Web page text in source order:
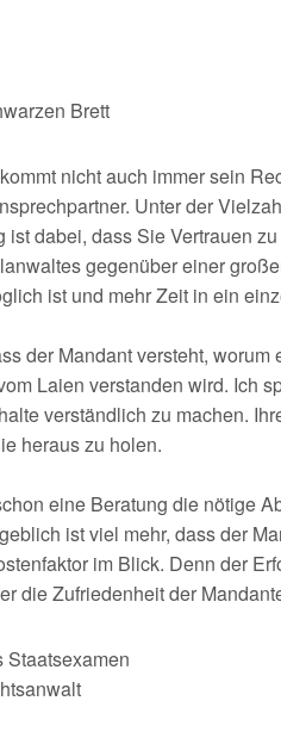
Brett
nicht auch immer sein
Unter der
ist dabei, dass Sie Vertrauen
gegenüber einer
ist und mehr Zeit in ein
der Mandant versteht,
Laien verstanden wird. Ich
verständlich zu machen.
heraus zu holen.
eine Beratung die nötige
ist viel mehr, dass der
im Blick. Denn der
die Zufriedenheit der
Staatsexamen